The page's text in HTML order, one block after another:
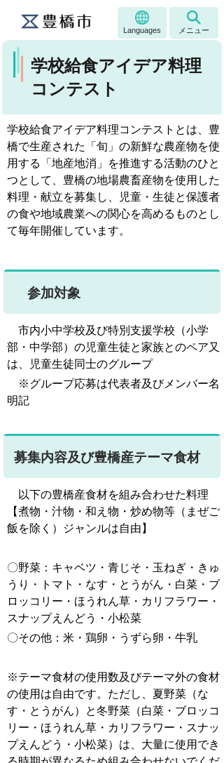
Languages メニュー
学校給食アイデア料理
コンテスト
学校給食アイデア料理コンテストとは、豊
橋で生産された「旬」の新鮮な農産物を使
用する「地産地消」を推進する活動のひと
つとして、豊橋の地場農畜産物を使用した
料理・献立を募集し、児童・生徒と保護者
の食や地域農業への関心を高めるものとし
て毎年開催しています。
参加対象
市内小中学校及び特別支援学校（小学
部・中学部）の児童生徒と家族とのペア又
は、児童生徒同士のグループ
※グループ応募は代表者及びメンバー名
明記
募集内容及び豊橋産テーマ食材
以下の豊橋産食材を組み合わせた料理
【煮物・汁物・和え物・炒め物等（まぜご
飯を除く）ジャンルは自由】
〇野菜：キャベツ・青じそ・玉ねぎ・きゅ
うり・トマト・なす・とうがん・白菜・ブ
ロッコリー・ほうれん草・カリフラワー・
スナップえんどう・小松菜
〇その他：米・鶏卵・うずら卵・牛乳
※テーマ食材の使用数及びテーマ外の食材
の使用は自由です。ただし、夏野菜（な
す・とうがん）と冬野菜（白菜・ブロッコ
リー・ほうれん草・カリフラワー・スナッ
プえんどう・小松菜）は、大量に使用でき